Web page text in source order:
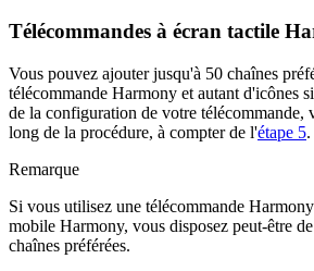
Télécommandes à écran tactile
Vous pouvez ajouter jusqu'à 50 chaînes
télécommande Harmony et autant d'icônes
de la configuration de votre télécommande,
long de la procédure, à compter de l'étape 5.
Remarque
Si vous utilisez une télécommande
mobile Harmony, vous disposez peut-être
chaînes préférées.